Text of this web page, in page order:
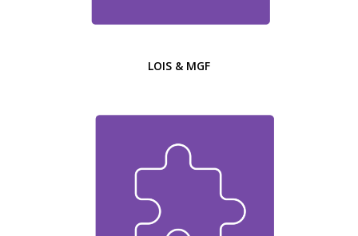
LOIS & MGF